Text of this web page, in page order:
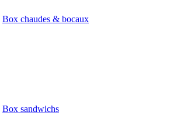
Box chaudes & bocaux
Box sandwichs